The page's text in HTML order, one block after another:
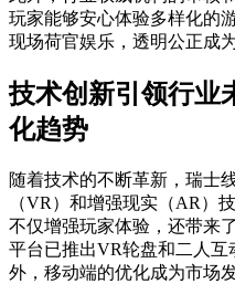
玩家能够安心体验多样化的
现场荷官娱乐，透明公正成
技术创新引领行业
化趋势
随着技术的不断革新，瑞士
（VR）和增强现实（AR）
不仅增强玩家体验，还带来
平台已推出VR轮盘和二人
外，移动端的优化成为市场